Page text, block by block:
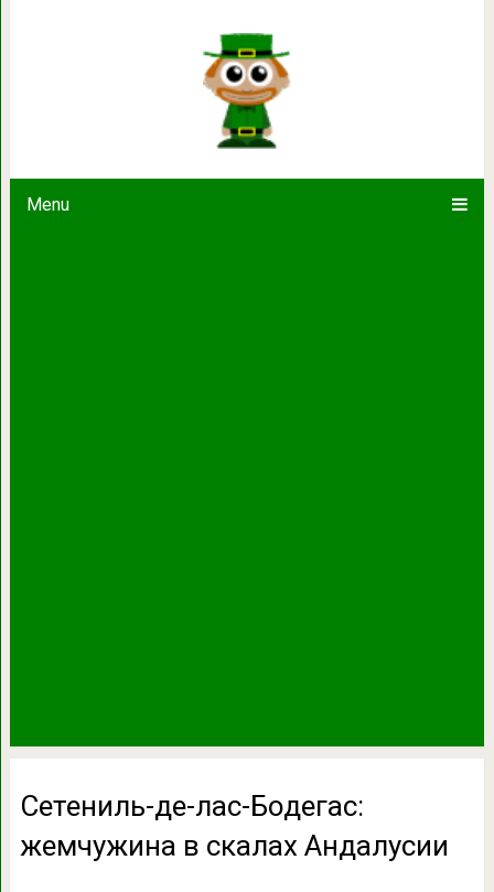
Menu
Сетениль-де-лас-Бодегас:
Сетениль-де-лас-Бодегас:
жемчужина в скалах Андалусии